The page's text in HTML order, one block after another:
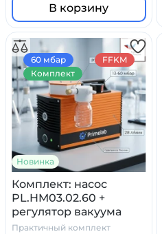
В корзину
Новинка
Комплект: насос
PL.HM03.02.60 +
регулятор вакуума
стеклянный сосуд
Практичный комплект
60 мбар
FFKM
Комплект